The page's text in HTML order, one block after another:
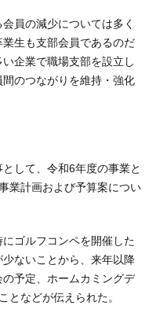
員の減少については多く
生も支部会員であるのだ
企業で職場支部を設立し
のつながりを維持・強化
して、令和6年度の事業と
業計画および予算案につい
ゴルフコンペを開催した
ないことから、来年以降
予定、ホームカミングデ
となどが伝えられた。